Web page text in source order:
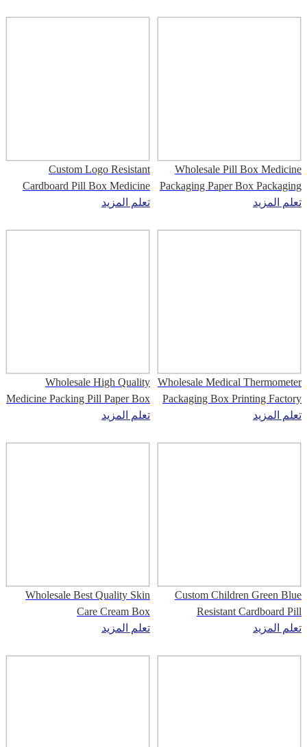
Wholesale Pill Box Medicine
Packaging Paper Box Packaging
تعلم المزيد
Custom Logo Resistant
Cardboard Pill Box Medicine
Paper Box
تعلم المزيد
Wholesale Medical Thermometer
Packaging Box Printing Factory
تعلم المزيد
Wholesale High Quality
Medicine Packing Pill Paper Box
تعلم المزيد
Custom Children Green Blue
Resistant Cardboard Pill
Medicine Box
تعلم المزيد
Wholesale Best Quality Skin
Care Cream Box
تعلم المزيد